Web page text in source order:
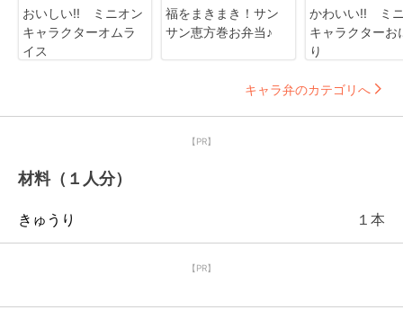
おいしい!! ミニオン
キャラクターオムラ
イス
福をまきまき！サン
サン恵方巻お弁当♪
かわいい!! ミ
キャラクターお
り
キャラ弁のカテゴリへ
【PR】
材料（１人分）
きゅうり １本
【PR】